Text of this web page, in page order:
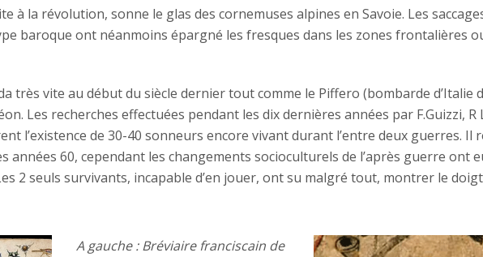
à la révolution, sonne le glas des cornemuses alpines en Savoie. Les
baroque ont néanmoins épargné les fresques dans les zones frontalières
très vite au début du siècle dernier tout comme le Piffero (bombarde d’Italie
Les recherches effectuées pendant les dix dernières années par F.Guizzi, R
l’existence de 30-40 sonneurs encore vivant durant l’entre deux guerres. Il
années 60, cependant les changements socioculturels de l’après guerre ont
2 seuls survivants, incapable d’en jouer, ont su malgré tout, montrer le
A gauche : Bréviaire franciscain de